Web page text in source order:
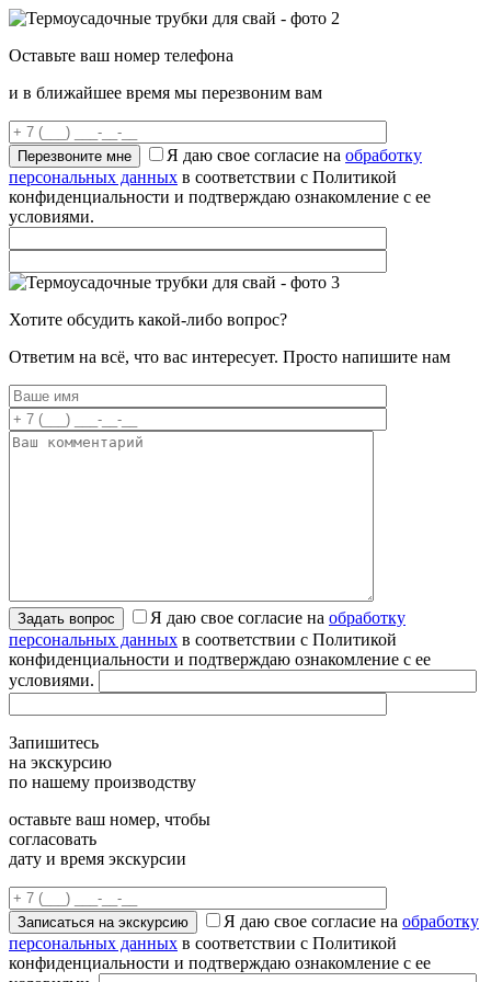
Оставьте ваш номер телефона
и в ближайшее время мы перезвоним вам
Я даю свое согласие на обработку
персональных данных в соответствии с Политикой
конфиденциальности и подтверждаю ознакомление с ее
условиями.
Хотите обсудить какой-либо вопрос?
Ответим на всё, что вас интересует. Просто напишите нам
Я даю свое согласие на обработку
персональных данных в соответствии с Политикой
конфиденциальности и подтверждаю ознакомление с ее
условиями.
Запишитесь
на экскурсию
по нашему производству
оставьте ваш номер, чтобы
согласовать
дату и время экскурсии
Я даю свое согласие на обработку
персональных данных в соответствии с Политикой
конфиденциальности и подтверждаю ознакомление с ее